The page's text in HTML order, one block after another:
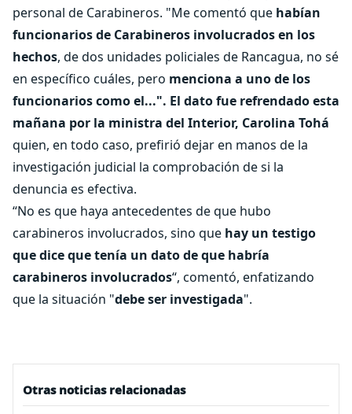
personal de Carabineros. "Me comentó que habían
funcionarios de Carabineros involucrados en los
hechos, de dos unidades policiales de Rancagua, no sé
en específico cuáles, pero menciona a uno de los
funcionarios como el...". El dato fue refrendado esta
mañana por la ministra del Interior, Carolina Tohá
quien, en todo caso, prefirió dejar en manos de la
investigación judicial la comprobación de si la
denuncia es efectiva.
“No es que haya antecedentes de que hubo
carabineros involucrados, sino que hay un testigo
que dice que tenía un dato de que habría
carabineros involucrados“, comentó, enfatizando
que la situación "debe ser investigada".
Otras noticias relacionadas